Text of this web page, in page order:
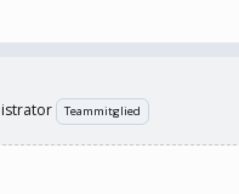
Teammitglied